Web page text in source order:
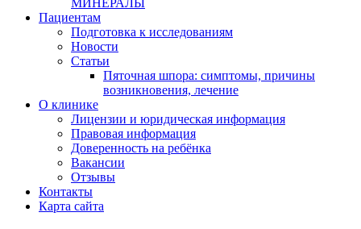
МИНЕРАЛЫ
Пациентам
Подготовка к исследованиям
Новости
Статьи
Пяточная шпора: симптомы, причины
возникновения, лечение
О клинике
Лицензии и юридическая информация
Правовая информация
Доверенность на ребёнка
Вакансии
Отзывы
Контакты
Карта сайта